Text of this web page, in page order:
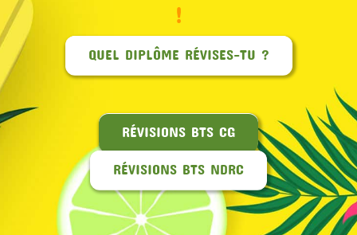
!
QUEL DIPLÔME RÉVISES-TU ?
RÉVISIONS BTS CG
RÉVISIONS BTS NDRC